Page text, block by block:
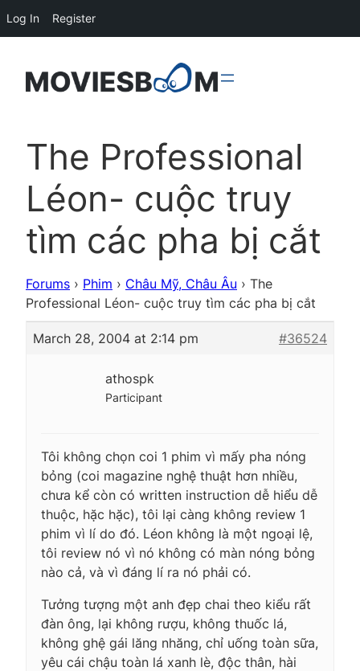
The Professional
Léon- cuộc truy
tìm các pha bị cắt
Forums › Phim › Châu Mỹ, Châu Âu › The
Professional Léon- cuộc truy tìm các pha bị cắt
March 28, 2004 at 2:14 pm #36524
athospk
Participant
Tôi không chọn coi 1 phim vì mấy pha nóng
bỏng (coi magazine nghệ thuật hơn nhiều,
chưa kể còn có written instruction dễ hiểu dễ
thuộc, hặc hặc), tôi lại càng không review 1
phim vì lí do đó. Léon không là một ngoại lệ,
tôi review nó vì nó không có màn nóng bỏng
nào cả, và vì đáng lí ra nó phải có.
Tưởng tượng một anh đẹp chai theo kiểu rất
đàn ông, lại không rượu, không thuốc lá,
không ghệ gái lăng nhăng, chỉ uống toàn sữa,
yêu cái chậu toàn lá xanh lè, độc thân, hài
Log In Register